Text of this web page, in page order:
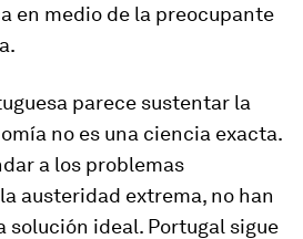
en medio de la preocupante
parece sustentar la
no es una ciencia exacta.
a los problemas
austeridad extrema, no han
solución ideal. Portugal sigue